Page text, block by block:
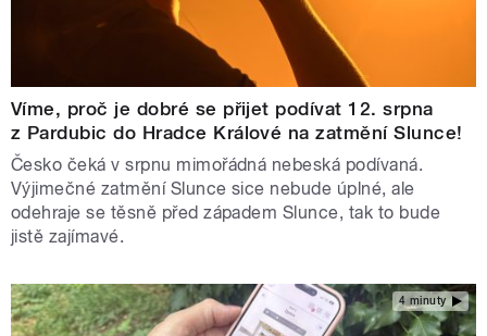
Víme, proč je dobré se přijet podívat 12. srpna
z Pardubic do Hradce Králové na zatmění Slunce!
Česko čeká v srpnu mimořádná nebeská podívaná.
Výjimečné zatmění Slunce sice nebude úplné, ale
odehraje se těsně před západem Slunce, tak to bude
jistě zajímavé.
4 minuty